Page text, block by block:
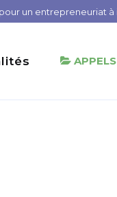
un entrepreneuriat